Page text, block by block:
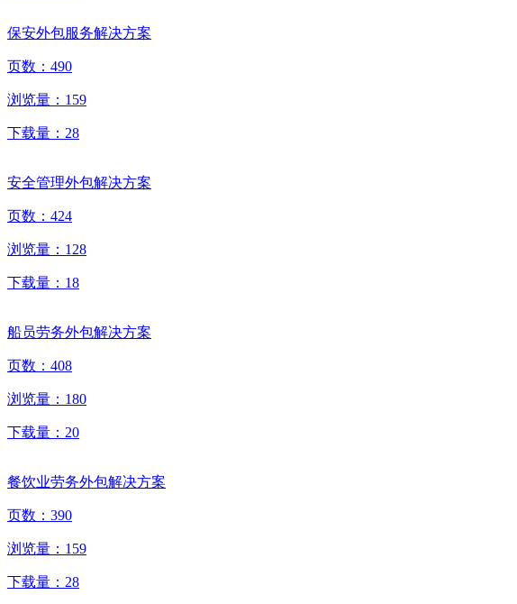
保安外包服务解决方案
页数： 490
浏览量： 159
下载量： 28
安全管理外包解决方案
页数： 424
浏览量： 128
下载量： 18
船员劳务外包解决方案
页数： 408
浏览量： 180
下载量： 20
餐饮业劳务外包解决方案
页数： 390
浏览量： 159
下载量： 28